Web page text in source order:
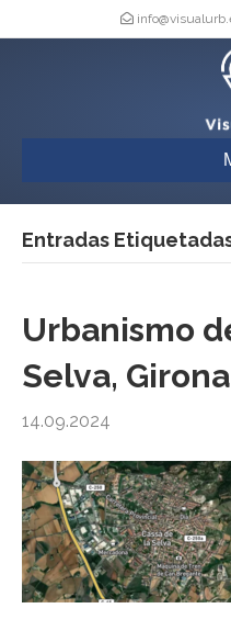
Entradas
Urbanismo
Selva, Girona
14.09.2024